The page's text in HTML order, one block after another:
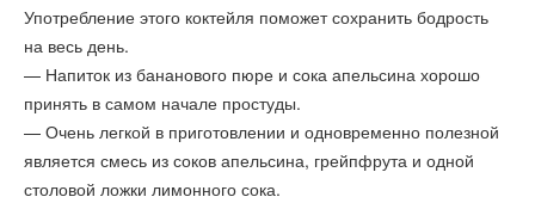
Употребление этого коктейля поможет сохранить бодрость
на весь день.
— Напиток из бананового пюре и сока апельсина хорошо
принять в самом начале простуды.
— Очень легкой в приготовлении и одновременно полезной
является смесь из соков апельсина, грейпфрута и одной
столовой ложки лимонного сока.